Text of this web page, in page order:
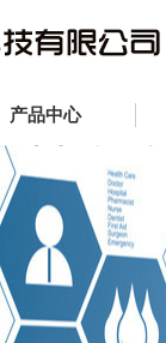
产品中心